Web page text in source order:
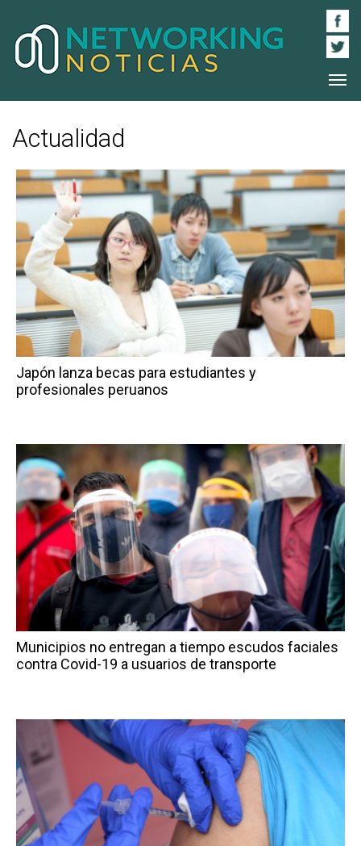
Actualidad
Japón lanza becas para estudiantes y
profesionales peruanos
Municipios no entregan a tiempo escudos faciales
contra Covid-19 a usuarios de transporte